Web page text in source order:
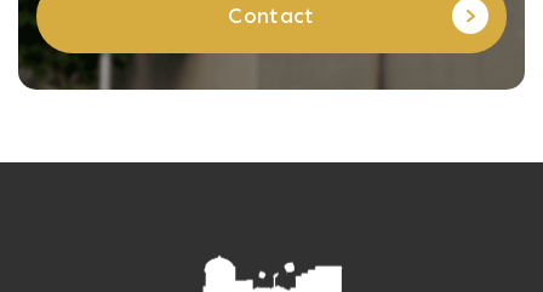
Contact